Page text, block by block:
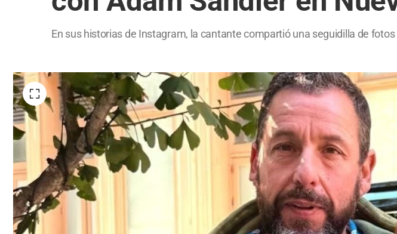
En sus historias de Instagram, la cantante compartió una seguidilla de